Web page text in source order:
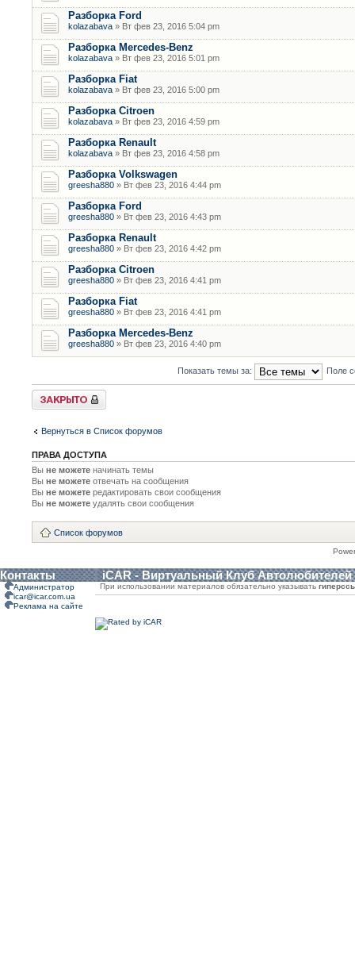
Разборка Ford
kolazabava » Вт фев 23, 2016 5:04 pm
Разборка Mercedes-Benz
kolazabava » Вт фев 23, 2016 5:01 pm
Разборка Fiat
kolazabava » Вт фев 23, 2016 5:00 pm
Разборка Citroen
kolazabava » Вт фев 23, 2016 4:59 pm
Разборка Renault
kolazabava » Вт фев 23, 2016 4:58 pm
Разборка Volkswagen
greesha880 » Вт фев 23, 2016 4:44 pm
Разборка Ford
greesha880 » Вт фев 23, 2016 4:43 pm
Разборка Renault
greesha880 » Вт фев 23, 2016 4:42 pm
Разборка Citroen
greesha880 » Вт фев 23, 2016 4:41 pm
Разборка Fiat
greesha880 » Вт фев 23, 2016 4:41 pm
Разборка Mercedes-Benz
greesha880 » Вт фев 23, 2016 4:40 pm
Показать темы за: Поле
Форум закрыт
Вернуться в Список форумов
ПРАВА ДОСТУПА
Вы не можете начинать темы
Вы не можете отвечать на сообщения
Вы не можете редактировать свои сообщения
Вы не можете удалять свои сообщения
Список форумов
Контакты iCAR - Виртуальный Клуб Автолюбителей
Администратор
icar@icar.com.ua
Реклама на сайте
При использовании материалов обязательно указывать